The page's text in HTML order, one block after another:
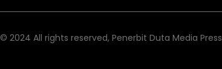
© 2024 All rights reserved, Penerbit Duta Media Press